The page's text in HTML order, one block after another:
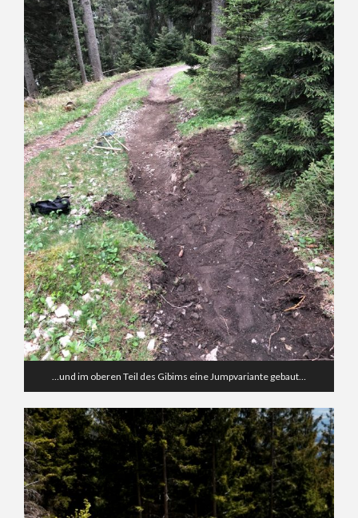
…und im oberen Teil des Gibims eine Jumpvariante gebaut…